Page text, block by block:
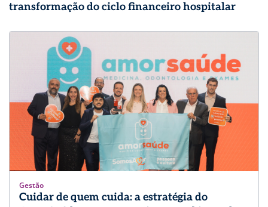
transformação do ciclo financeiro hospitalar
Gestão
Cuidar de quem cuida: a estratégia do